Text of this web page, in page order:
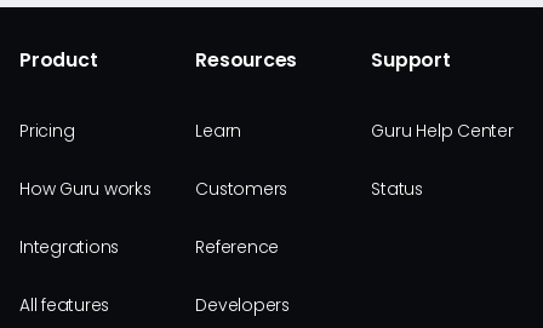
Product
Pricing
How Guru works
Integrations
All features
Resources
Learn
Customers
Reference
Developers
Support
Guru Help Center
Status